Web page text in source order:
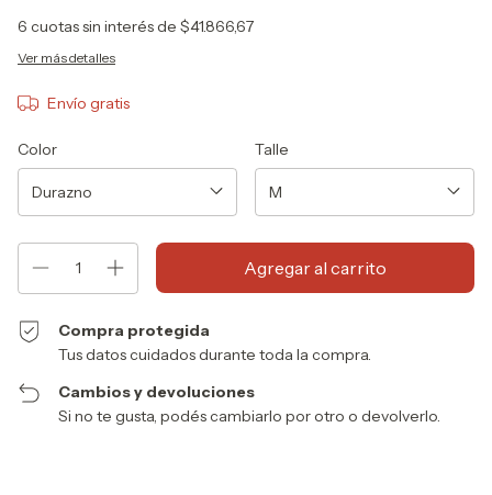
6 cuotas sin interés de $41.866,67
Ver más detalles
Envío gratis
Color Talle
Compra protegida
Tus datos cuidados durante toda la compra.
Cambios y devoluciones
Si no te gusta, podés cambiarlo por otro o devolverlo.